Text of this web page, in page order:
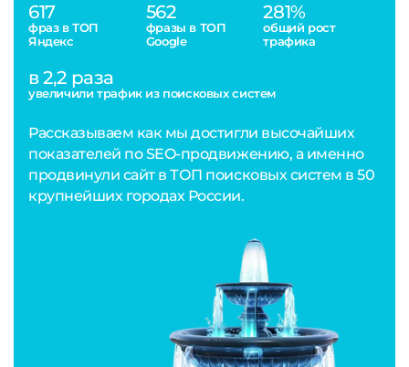
617
фраз в ТОП
Яндекс
562
фразы в ТОП
Google
281%
общий рост
трафика
в 2,2 раза
увеличили трафик из поисковых систем
Рассказываем как мы достигли высочайших
показателей по SEO-продвижению, а именно
продвинули сайт в ТОП поисковых систем в 50
крупнейших городах России.